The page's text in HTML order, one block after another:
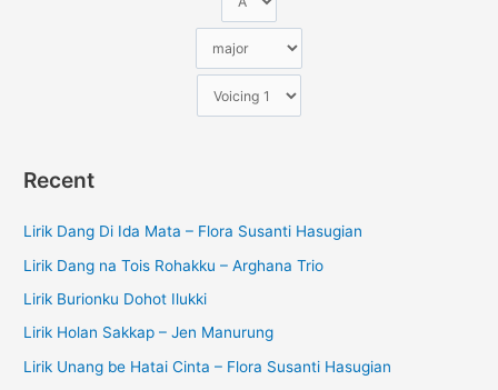
Recent
Lirik Dang Di Ida Mata – Flora Susanti Hasugian
Lirik Dang na Tois Rohakku – Arghana Trio
Lirik Burionku Dohot Ilukki
Lirik Holan Sakkap – Jen Manurung
Lirik Unang be Hatai Cinta – Flora Susanti Hasugian